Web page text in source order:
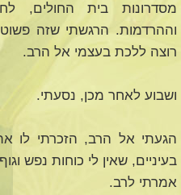
מסדרונות בית החולים,
וההרדמות. הרגשתי שזה
רוצה ללכת בעצמי אל הרב.
ושבוע לאחר מכן, נסעתי.
הגעתי אל הרב, הזכרתי לו
בעיניים, שאין לי כוחות נפש
אמרתי לרב.